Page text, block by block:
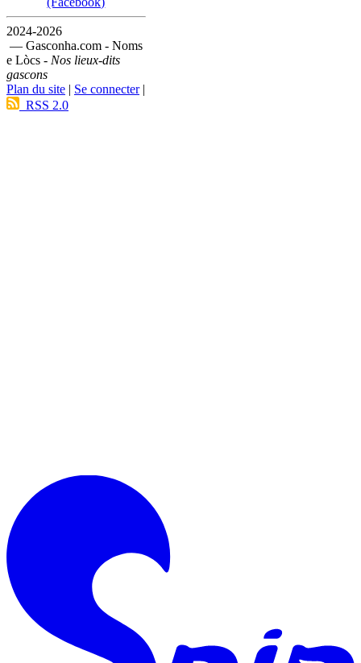
2024-2026
— Gasconha.com - Noms
e Lòcs - Nos lieux-dits
gascons
Plan du site | Se connecter|
RSS 2.0